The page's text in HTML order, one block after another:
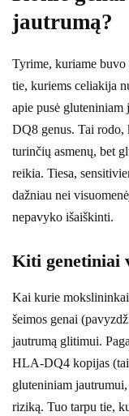
jautrumą?
Tyrime, kuriame
tie, kuriems celiakija
apie pusė
DQ8 genus. Tai rodo,
turinčių asmenų, bet
reikia. Tiesa,
dažniau nei
nepavyko išaiškinti.
Kiti genetiniai
Kai kurie
šeimos genai
jautrumą glitimui.
HLA-DQ4 kopijas (tai
gluteniniam
riziką. Tuo tarpu tie,